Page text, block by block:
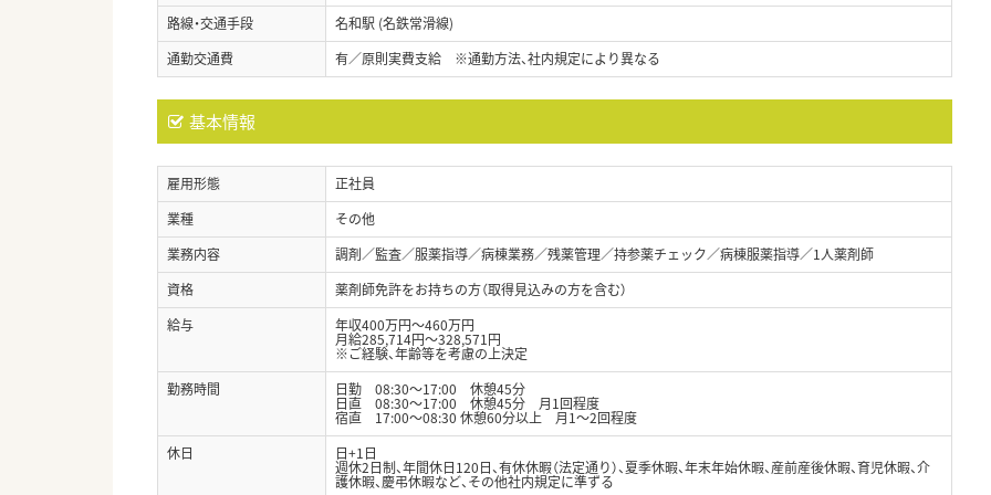
路線・交通手段
名和駅 (名鉄常滑線)
通勤交通費
有／原則実費支給 ※通勤方法、社内規定により異なる
基本情報
雇用形態
正社員
業種
その他
業務内容
調剤／監査／服薬指導／病棟業務／残薬管理／持参薬チェック／病棟服薬指導／1人薬剤師
資格
薬剤師免許をお持ちの方（取得見込みの方を含む）
給与
年収400万円～460万円
月給285,714円～328,571円
※ご経験、年齢等を考慮の上決定
勤務時間
日勤 08:30～17:00 休憩45分
日直 08:30～17:00 休憩45分 月1回程度
宿直 17:00～08:30 休憩60分以上 月1～2回程度
休日
日+1日
週休2日制、年間休日120日、有休休暇（法定通り）、夏季休暇、年末年始休暇、産前産後休暇、育児休暇、介
護休暇、慶弔休暇など、その他社内規定に準ずる